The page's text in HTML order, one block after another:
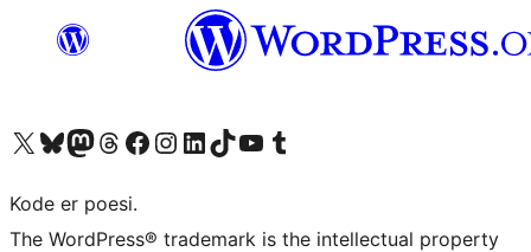
Besøg vores X (tidligere Twitter) konto
Besøg vores Bluesky-konto
Besøg vores Mastodon konto
Besøg vores Threads-konto
Besøg vores Facebook sideBesøg vores Instagram konto
Besøg vores LinkedIn konto
Besøg vores TikTok-konto
Besøg vores YouTube-kanalBesøg vores Tumblr-konto
Kode er poesi.
The WordPress® trademark is the intellectual property